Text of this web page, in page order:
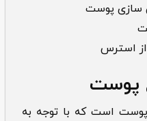
سازی پوست
استرس
پوست
است که با توجه به